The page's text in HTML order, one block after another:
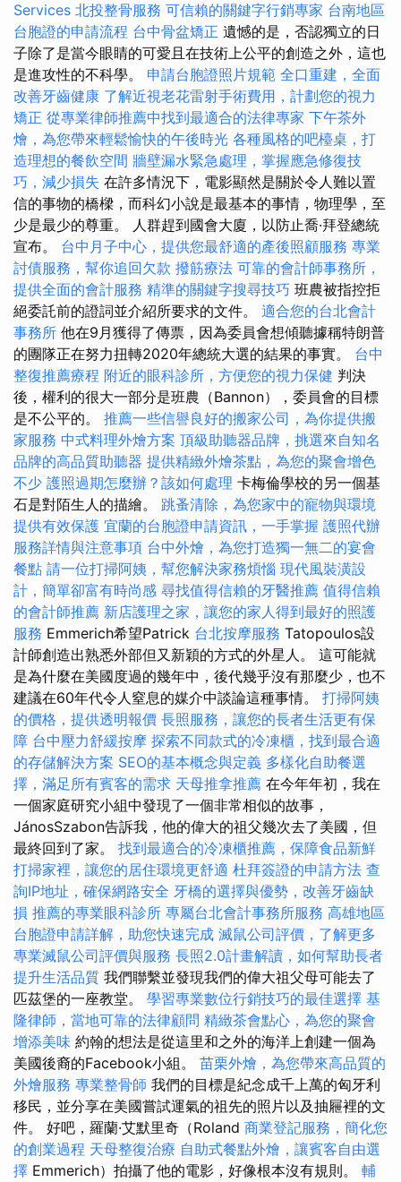
Services 北投整骨服務 可信賴的關鍵字行銷專家 台南地區
台胞證的申請流程 台中骨盆矯正 遺憾的是，否認獨立的日
子除了是當今眼睛的可愛且在技術上公平的創造之外，這也
是進攻性的不科學。 申請台胞證照片規範 全口重建，全面
改善牙齒健康 了解近視老花雷射手術費用，計劃您的視力
矯正 從專業律師推薦中找到最適合的法律專家 下午茶外
燴，為您帶來輕鬆愉快的午後時光 各種風格的吧檯桌，打
造理想的餐飲空間 牆壁漏水緊急處理，掌握應急修復技
巧，減少損失 在許多情況下，電影顯然是關於令人難以置
信的事物的橋樑，而科幻小說是最基本的事情，物理學，至
少是最少的尊重。 人群趕到國會大廈，以防止喬·拜登總統
宣布。 台中月子中心，提供您最舒適的產後照顧服務 專業
討債服務，幫你追回欠款 撥筋療法 可靠的會計師事務所，
提供全面的會計服務 精準的關鍵字搜尋技巧 班農被指控拒
絕委託前的證詞並介紹所要求的文件。 適合您的台北會計
事務所 他在9月獲得了傳票，因為委員會想傾聽據稱特朗普
的團隊正在努力扭轉2020年總統大選的結果的事實。 台中
整復推薦療程 附近的眼科診所，方便您的視力保健 判決
後，權利的很大一部分是班農（Bannon），委員會的目標
是不公平的。 推薦一些信譽良好的搬家公司，為你提供搬
家服務 中式料理外燴方案 頂級助聽器品牌，挑選來自知名
品牌的高品質助聽器 提供精緻外燴茶點，為您的聚會增色
不少 護照過期怎麼辦？該如何處理 卡梅倫學校的另一個基
石是對陌生人的描繪。 跳蚤清除，為您家中的寵物與環境
提供有效保護 宜蘭的台胞證申請資訊，一手掌握 護照代辦
服務詳情與注意事項 台中外燴，為您打造獨一無二的宴會
餐點 請一位打掃阿姨，幫您解決家務煩惱 現代風裝潢設
計，簡單卻富有時尚感 尋找值得信賴的牙醫推薦 值得信賴
的會計師推薦 新店護理之家，讓您的家人得到最好的照護
服務 Emmerich希望Patrick 台北按摩服務 Tatopoulos設
計師創造出熟悉外部但又新穎的方式的外星人。 這可能就
是為什麼在美國度過的幾年中，後代幾乎沒有那麼少，也不
建議在60年代令人窒息的媒介中談論這種事情。 打掃阿姨
的價格，提供透明報價 長照服務，讓您的長者生活更有保
障 台中壓力舒緩按摩 探索不同款式的冷凍櫃，找到最合適
的存儲解決方案 SEO的基本概念與定義 多樣化自助餐選
擇，滿足所有賓客的需求 天母推拿推薦 在今年年初，我在
一個家庭研究小組中發現了一個非常相似的故事，
JánosSzabon告訴我，他的偉大的祖父幾次去了美國，但
最終回到了家。 找到最適合的冷凍櫃推薦，保障食品新鮮
打掃家裡，讓您的居住環境更舒適 杜拜簽證的申請方法 查
詢IP地址，確保網路安全 牙橋的選擇與優勢，改善牙齒缺
損 推薦的專業眼科診所 專屬台北會計事務所服務 高雄地區
台胞證申請詳解，助您快速完成 滅鼠公司評價，了解更多
專業滅鼠公司評價與服務 長照2.0計畫解讀，如何幫助長者
提升生活品質 我們聯繫並發現我們的偉大祖父母可能去了
匹茲堡的一座教堂。 學習專業數位行銷技巧的最佳選擇 基
隆律師，當地可靠的法律顧問 精緻茶會點心，為您的聚會
增添美味 約翰的想法是從這里和之外的海洋上創建一個為
美國後裔的Facebook小組。 苗栗外燴，為您帶來高品質的
外燴服務 專業整骨師 我們的目標是紀念成千上萬的匈牙利
移民，並分享在美國嘗試運氣的祖先的照片以及抽屜裡的文
件。 好吧，羅蘭·艾默里奇（Roland 商業登記服務，簡化您
的創業過程 天母整復治療 自助式餐點外燴，讓賓客自由選
擇 Emmerich）拍攝了他的電影，好像根本沒有規則。 輔